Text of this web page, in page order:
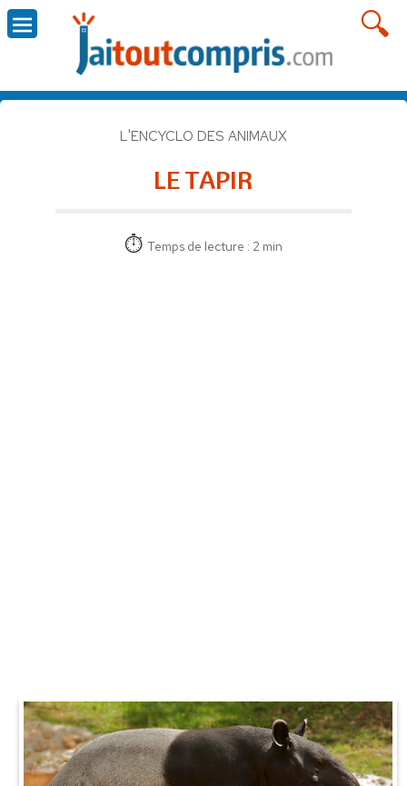
L'ENCYCLO DES ANIMAUX
LE TAPIR
Temps de lecture : 2 min